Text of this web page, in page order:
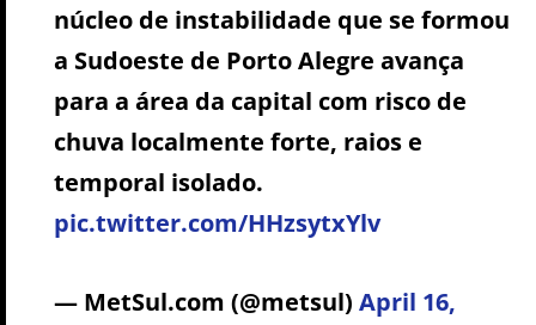
núcleo de instabilidade que se formou
a Sudoeste de Porto Alegre avança
para a área da capital com risco de
chuva localmente forte, raios e
temporal isolado.
pic.twitter.com/HHzsytxYlv
— MetSul.com (@metsul) April 16,